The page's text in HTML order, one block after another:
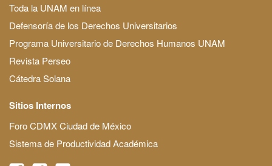
Toda la UNAM en línea
Defensoría de los Derechos Universitarios
Programa Universitario de Derechos Humanos UNAM
Revista Perseo
Cátedra Solana
Sitios Internos
Foro CDMX Ciudad de México
Sistema de Productividad Académica